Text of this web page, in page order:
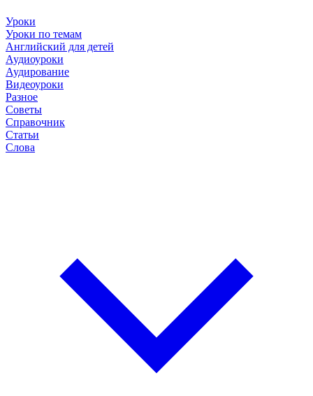
Уроки
Уроки по темам
Английский для детей
Аудиоуроки
Аудирование
Видеоуроки
Разное
Советы
Справочник
Статьи
Слова